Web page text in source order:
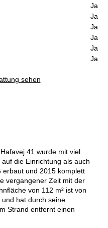
Ja
Ja
Ja
Ja
Ja
Ja
sehen
41 wurde mit viel
die Einrichtung als auch
erbaut und 2015 komplett
vergangener Zeit mit der
von 112 m² ist von
hat durch seine
Strand entfernt einen